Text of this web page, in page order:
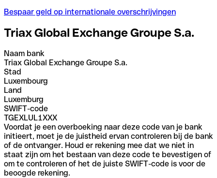
Bespaar geld op internationale overschrijvingen
Triax Global Exchange Groupe S.a.
Naam bank
Triax Global Exchange Groupe S.a.
Stad
Luxembourg
Land
Luxemburg
SWIFT-code
TGEXLUL1XXX
Voordat je een overboeking naar deze code van je bank
initieert, moet je de juistheid ervan controleren bij de bank
of de ontvanger. Houd er rekening mee dat we niet in
staat zijn om het bestaan van deze code te bevestigen of
om te controleren of het de juiste SWIFT-code is voor de
beoogde rekening.